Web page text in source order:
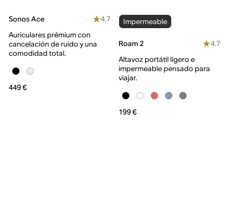
Sonos Ace
4.7
Auriculares prémium con
cancelación de ruido y una
comodidad total.
449 €
Impermeable
Roam 2
4.7
Altavoz portátil ligero e
impermeable pensado para
viajar.
199 €